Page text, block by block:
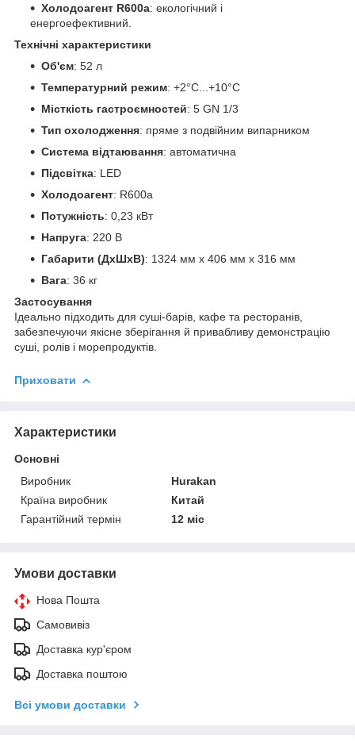
Холодоагент R600a: екологічний і
енергоефективний.
Технічні характеристики
Об'єм: 52 л
Температурний режим: +2°C...+10°C
Місткість гастроємностей: 5 GN 1/3
Тип охолодження: пряме з подвійним випарником
Система відтаювання: автоматична
Підсвітка: LED
Холодоагент: R600a
Потужність: 0,23 кВт
Напруга: 220 В
Габарити (ДхШхВ): 1324 мм x 406 мм x 316 мм
Вага: 36 кг
Застосування
Ідеально підходить для суші-барів, кафе та ресторанів,
забезпечуючи якісне зберігання й привабливу демонстрацію
суші, ролів і морепродуктів.
Приховати
Характеристики
Основні
Виробник
Hurakan
Країна виробник
Китай
Гарантійний термін
12 міс
Умови доставки
Нова Пошта
Самовивіз
Доставка кур'єром
Доставка поштою
Всі умови доставки